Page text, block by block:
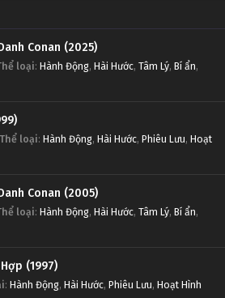
Conan (2025)
loại: Hành Động, Hài Hước, Tâm Lý, Bí ẩn,
Thể loại: Hành Động, Hài Hước, Phiêu Lưu, Hoạt
Conan (2005)
loại: Hành Động, Hài Hước, Tâm Lý, Bí ẩn,
(1997)
: Hành Động, Hài Hước, Phiêu Lưu, Hoạt Hình